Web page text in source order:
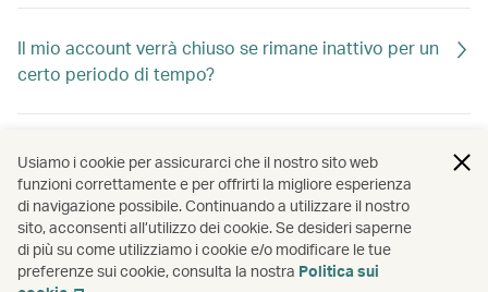
Il mio account verrà chiuso se rimane inattivo per un
certo periodo di tempo?
Come faccio a mantenere attivo il mio account
Cathay?
Come faccio a scollegare i miei account Cathay e
OpenRice?
Usiamo i cookie per assicurarci che il nostro sito web
funzioni correttamente e per offrirti la migliore esperienza
di navigazione possibile. Continuando a utilizzare il nostro
sito, acconsenti all’utilizzo dei cookie. Se desideri saperne
di più su come utilizziamo i cookie e/o modificare le tue
preferenze sui cookie, consulta la nostra Politica sui